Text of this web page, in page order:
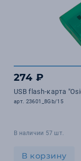
274 ₽
арт. 23601_8Gb/15
В наличии 57 шт.
В корзину